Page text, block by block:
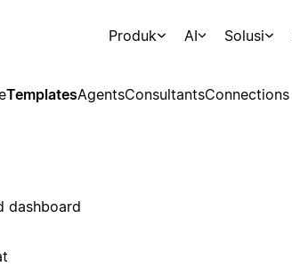
Produk AI Solusi
TemplatesAgentsConsultantsConnections
dashboard